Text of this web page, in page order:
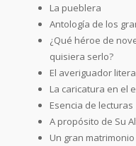
La pueblera
Antología de los
¿Qué héroe de
quisiera serlo?
El averiguador
La caricatura en el
Esencia de lecturas
A propósito de Su
Un gran matrimonio